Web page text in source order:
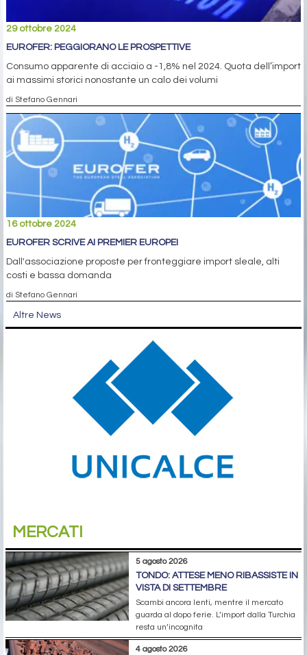
29 ottobre 2024
EUROFER: PEGGIORANO LE PROSPETTIVE
Consumo apparente di acciaio a -1,8% nel 2024. Quota dell’import
ai massimi storici nonostante un calo dei volumi
di Stefano Gennari
16 ottobre 2024
EUROFER SCRIVE AI PREMIER EUROPEI
Dall'associazione proposte per fronteggiare import sleale, alti
costi e bassa domanda
di Stefano Gennari
Altre News
MERCATI
5 agosto 2026
TONDO: ATTESE MENO RIBASSISTE IN
VISTA DI SETTEMBRE
Scambi ancora lenti, mentre il mercato
guarda al dopo ferie. L’import dalla Turchia
resta un’incognita
4 agosto 2026